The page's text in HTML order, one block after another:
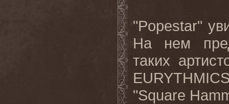
"Popestar"
На нем
таких
"Square